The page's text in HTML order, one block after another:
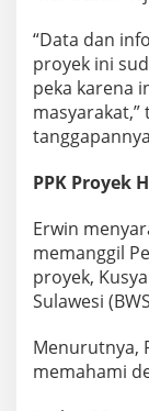
“Data dan
proyek ini
peka karena
PPK Proyek
Erwin
memanggil
proyek,
Sulawesi
Menurutnya,
memahami